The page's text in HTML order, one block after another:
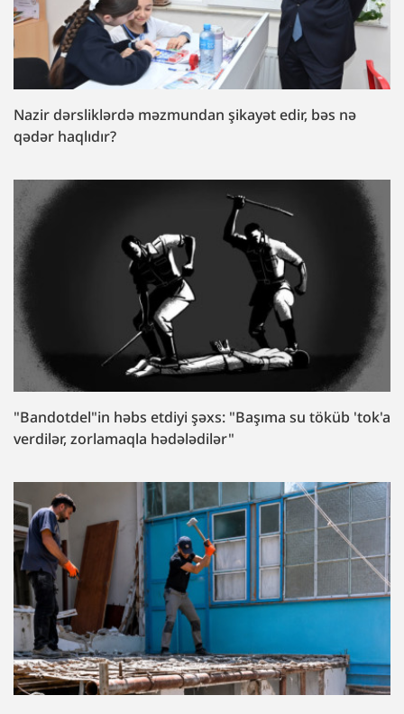
Nazir dərsliklərdə məzmundan şikayət edir, bəs nə
qədər haqlıdır?
"Bandotdel"in həbs etdiyi şəxs: "Başıma su töküb 'tok'a
verdilər, zorlamaqla hədələdilər"